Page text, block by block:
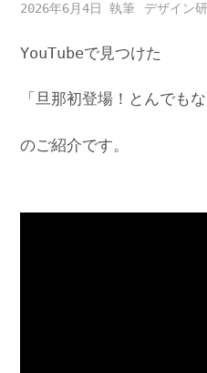
2026年6月4日 デザイン
YouTubeで見つけた
「旦那初登場！とんでも
のご紹介です。